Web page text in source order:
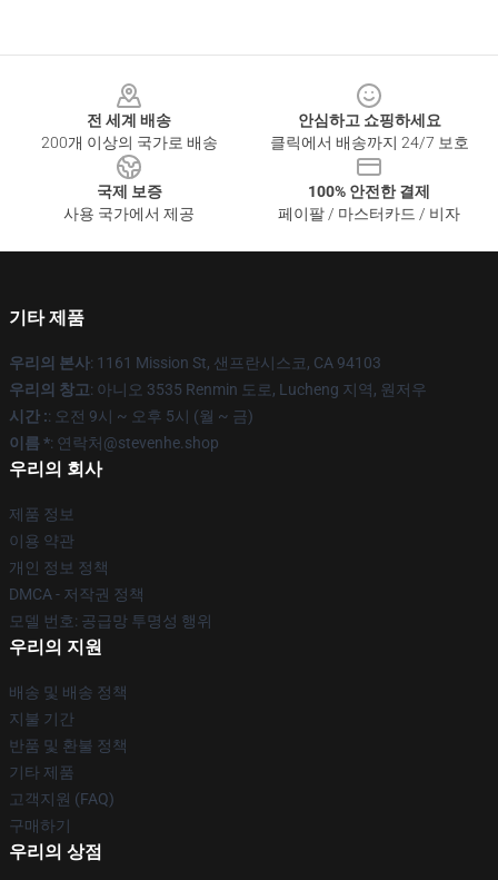
전 세계 배송
200개 이상의 국가로 배송
안심하고 쇼핑하세요
클릭에서 배송까지 24/7 보호
국제 보증
사용 국가에서 제공
100% 안전한 결제
페이팔 / 마스터카드 / 비자
기타 제품
우리의 본사: 1161 Mission St, 샌프란시스코, CA 94103
우리의 창고: 아니오 3535 Renmin 도로, Lucheng 지역, 원저우
시간 :: 오전 9시 ~ 오후 5시 (월 ~ 금)
이름 *: 연락처@stevenhe.shop
우리의 회사
제품 정보
이용 약관
개인 정보 정책
DMCA - 저작권 정책
모델 번호: 공급망 투명성 행위
우리의 지원
배송 및 배송 정책
지불 기간
반품 및 환불 정책
기타 제품
고객지원 (FAQ)
구매하기
우리의 상점